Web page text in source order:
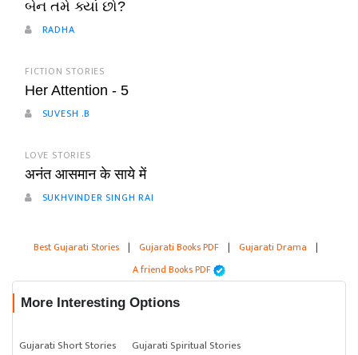
બેન તમે ક્યાં છો?
RADHA
FICTION STORIES
Her Attention - 5
SUVESH .B
LOVE STORIES
अनंत आसमान के साये में
SUKHVINDER SINGH RAI
Best Gujarati Stories | Gujarati Books PDF | Gujarati Drama |
A friend Books PDF
More Interesting Options
Gujarati Short Stories
Gujarati Spiritual Stories